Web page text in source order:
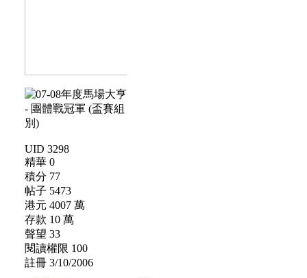
UID 3298
精華 0
積分 77
帖子 5473
港元 4007 萬
存款 10 萬
聲望 33
閱讀權限 100
註冊 3/10/2006